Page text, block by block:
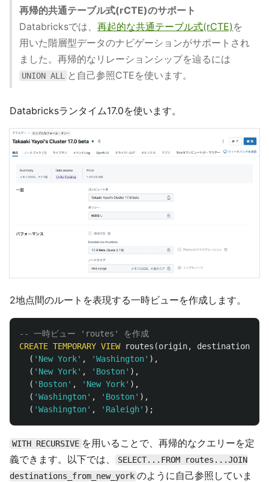
再帰的共通テーブル式(rCTE)のサポート
Databricksでは、 再起的な共通テーブル式(rCTE) を
用いた階層型データのナビゲーションがサポートされ
ました。再帰的なリレーションシップを辿るには
UNION ALL と自己参照CTEを使います。
Databricksランタイム17.0を使います。
2地点間のルートを表現する一時ビューを作成します。
-- 一時ビュー 'routes' を作成
CREATE TEMPORARY VIEW routes (origin, destination
( 'New York' , 'Washington' ),
( 'New York' , 'Boston' ),
( 'Boston' , 'New York' ),
( 'Washington' , 'Boston' ),
( 'Washington' , 'Raleigh' );
WITH RECURSIVE を用いることで、再帰的なクエリーを定
義できます。以下では、
SELECT...FROM routes...JOIN
destinations_from_new_york のように自己参照していま